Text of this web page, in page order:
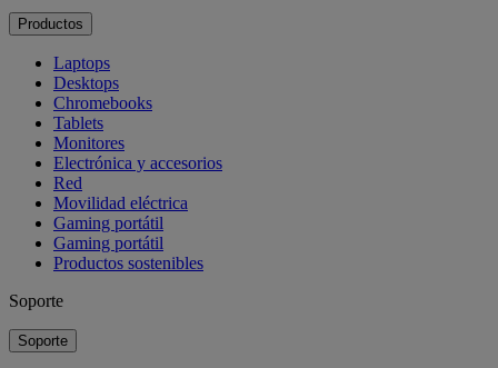
Productos
Laptops
Desktops
Chromebooks
Tablets
Monitores
Electrónica y accesorios
Red
Movilidad eléctrica
Gaming portátil
Gaming portátil
Productos sostenibles
Soporte
Soporte